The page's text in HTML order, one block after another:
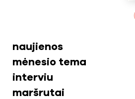
naujienos
mėnesio tema
interviu
maršrutai